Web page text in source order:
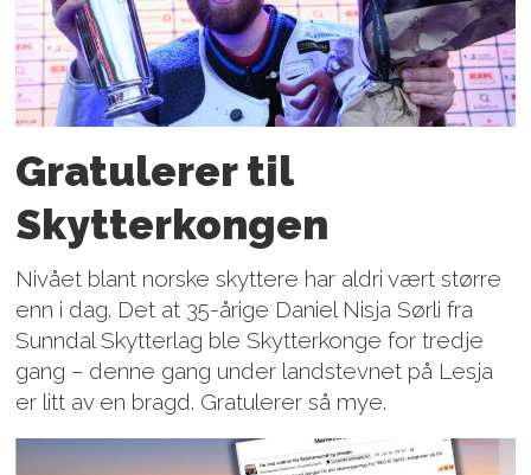
Gratulerer til
Skytterkongen
Nivået blant norske skyttere har aldri vært større
enn i dag. Det at 35-årige Daniel Nisja Sørli fra
Sunndal Skytterlag ble Skytterkonge for tredje
gang – denne gang under landstevnet på Lesja
er litt av en bragd. Gratulerer så mye.